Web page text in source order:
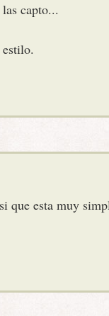
capto...
esta muy